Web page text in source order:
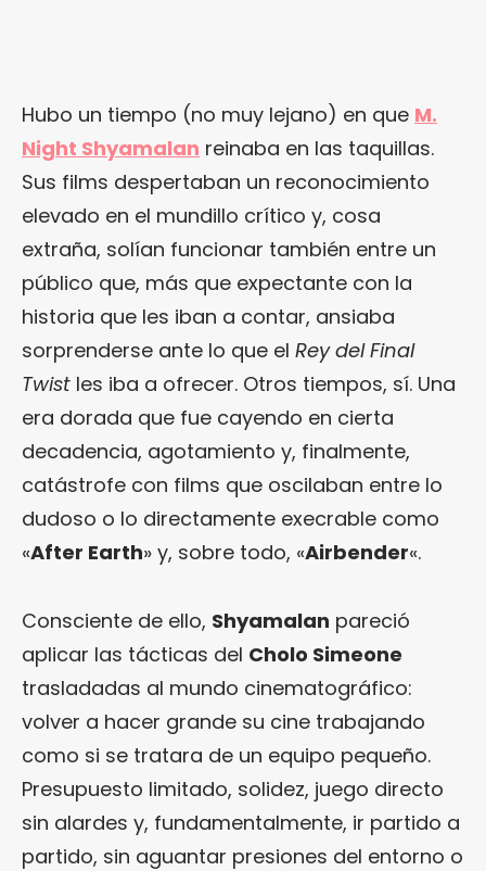
Hubo un tiempo (no muy lejano) en que M.
Night Shyamalan reinaba en las taquillas.
Sus films despertaban un reconocimiento
elevado en el mundillo crítico y, cosa
extraña, solían funcionar también entre un
público que, más que expectante con la
historia que les iban a contar, ansiaba
sorprenderse ante lo que el Rey del Final
Twist les iba a ofrecer. Otros tiempos, sí. Una
era dorada que fue cayendo en cierta
decadencia, agotamiento y, finalmente,
catástrofe con films que oscilaban entre lo
dudoso o lo directamente execrable como
«After Earth» y, sobre todo, «Airbender«.
Consciente de ello, Shyamalan pareció
aplicar las tácticas del Cholo Simeone
trasladadas al mundo cinematográfico:
volver a hacer grande su cine trabajando
como si se tratara de un equipo pequeño.
Presupuesto limitado, solidez, juego directo
sin alardes y, fundamentalmente, ir partido a
partido, sin aguantar presiones del entorno o